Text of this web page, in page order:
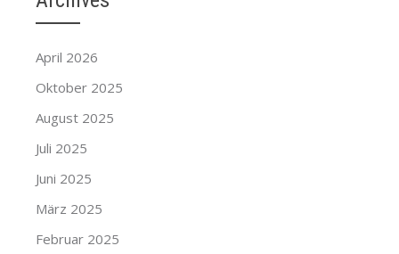
April 2026
Oktober 2025
August 2025
Juli 2025
Juni 2025
März 2025
Februar 2025